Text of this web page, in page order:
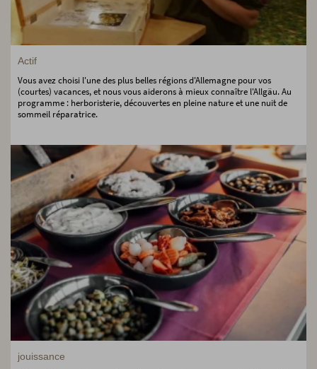
Actif
Vous avez choisi l'une des plus belles régions d'Allemagne pour vos
(courtes) vacances, et nous vous aiderons à mieux connaître l'Allgäu. Au
programme : herboristerie, découvertes en pleine nature et une nuit de
sommeil réparatrice.
jouissance